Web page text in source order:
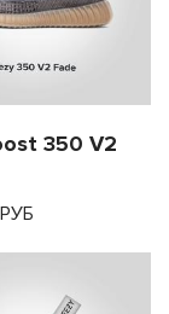
350 V2